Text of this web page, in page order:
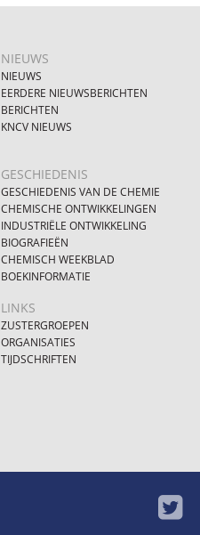
NIEUWS
NIEUWS
EERDERE NIEUWSBERICHTEN
BERICHTEN
KNCV NIEUWS
GESCHIEDENIS
GESCHIEDENIS VAN DE CHEMIE
CHEMISCHE ONTWIKKELINGEN
INDUSTRIËLE ONTWIKKELING
BIOGRAFIEËN
CHEMISCH WEEKBLAD
BOEKINFORMATIE
LINKS
ZUSTERGROEPEN
ORGANISATIES
TIJDSCHRIFTEN